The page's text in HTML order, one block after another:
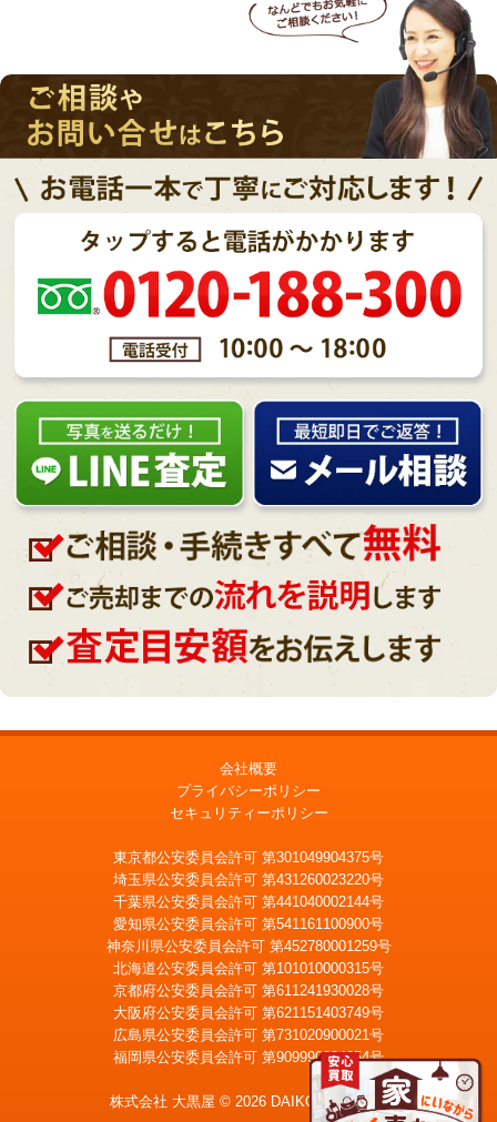
LINE査定 メール査定
会社概要
プライバシーポリシー
セキュリティーポリシー
東京都公安委員会許可 第301049904375号
埼玉県公安委員会許可 第431260023220号
千葉県公安委員会許可 第441040002144号
愛知県公安委員会許可 第541161100900号
神奈川県公安委員会許可 第452780001259号
北海道公安委員会許可 第101010000315号
京都府公安委員会許可 第611241930028号
大阪府公安委員会許可 第621151403749号
広島県公安委員会許可 第731020900021号
福岡県公安委員会許可 第909990034054号
株式会社 大黒屋 © 2026 DAIKOKUYA, Inc.